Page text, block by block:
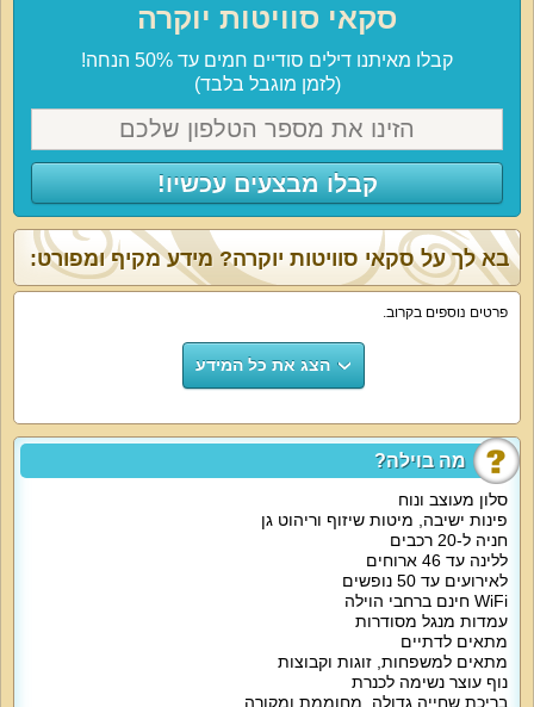
סקאי סוויטות יוקרה
קבלו מאיתנו דילים סודיים חמים עד 50% הנחה!
(לזמן מוגבל בלבד)
קבלו מבצעים עכשיו!
מה בוילה?
סלון מעוצב ונוח
פינות ישיבה, מיטות שיזוף וריהוט גן
חניה ל-20 רכבים
ללינה עד 46 ארוחים
לאירועים עד 50 נופשים
WiFi חינם ברחבי הוילה
עמדות מנגל מסודרות
מתאים לדתיים
מתאים למשפחות, זוגות וקבוצות
נוף עוצר נשימה לכנרת
בריכת שחייה גדולה, מחוממת ומקורה
בא לך על סקאי סוויטות יוקרה? מידע מקיף ומפורט:
פרטים נוספים בקרוב.
הצג את כל המידע